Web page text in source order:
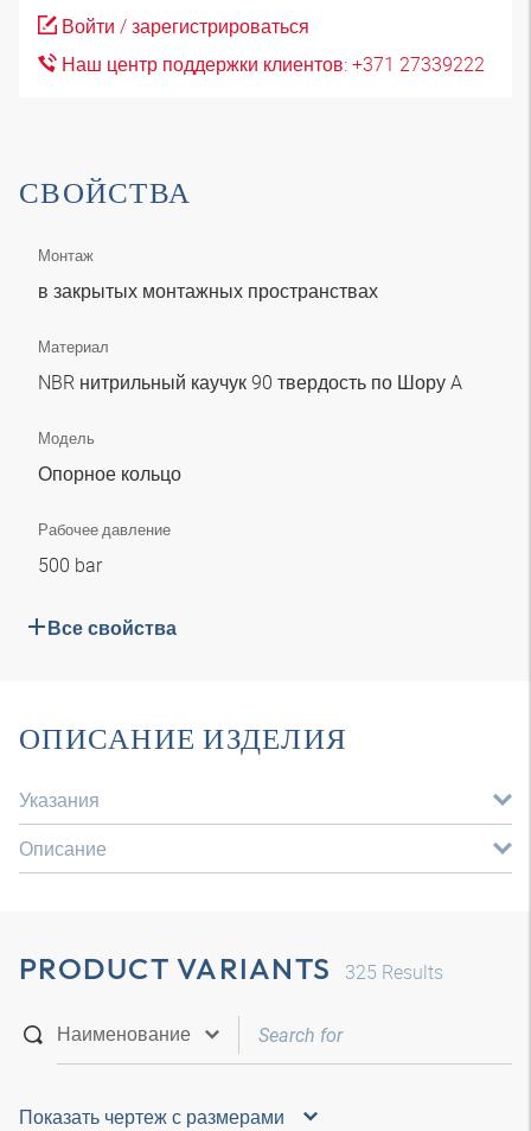
Войти / зарегистрироваться
Наш центр поддержки клиентов: +371 27339222
СВОЙСТВА
Монтаж
в закрытых монтажных пространствах
Материал
NBR нитрильный каучук 90 твердость по Шору A
Модель
Опорное кольцо
Рабочее давление
500 bar
Все свойства
ОПИСАНИЕ ИЗДЕЛИЯ
Указания
Описание
PRODUCT VARIANTS 325 Results
Показать чертеж с размерами